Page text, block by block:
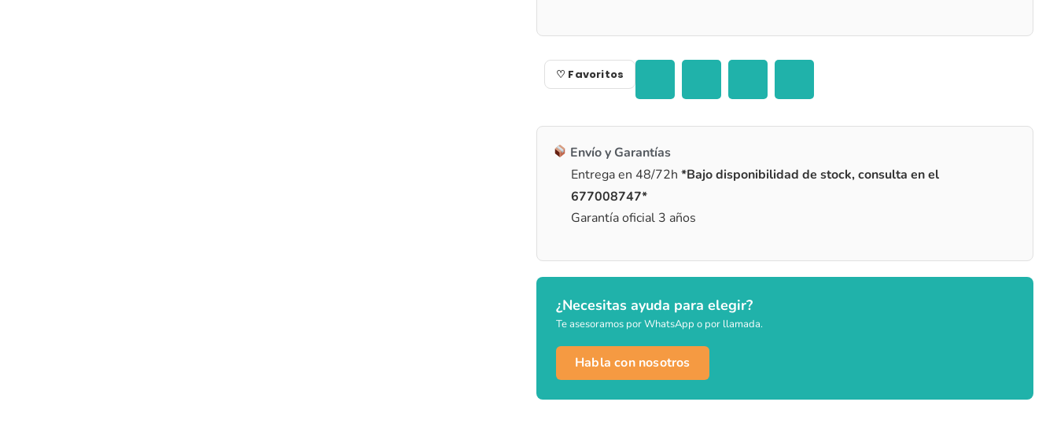
♡ Favoritos
Envío y Garantías
Entrega en 48/72h *Bajo disponibilidad de stock, consulta en el
677008747*
Garantía oficial 3 años
¿Necesitas ayuda para elegir?
Te asesoramos por WhatsApp o por llamada.
Habla con nosotros